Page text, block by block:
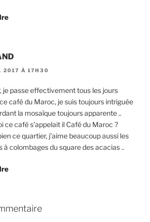
2017 À 17H30
je passe effectivement tous les jours
café du Maroc, je suis toujours intriguée
la mosaïque toujours apparente ..
ce café s’appelait il Café du Maroc ?
ce quartier, j’aime beaucoup aussi les
à colombages du square des acacias ..